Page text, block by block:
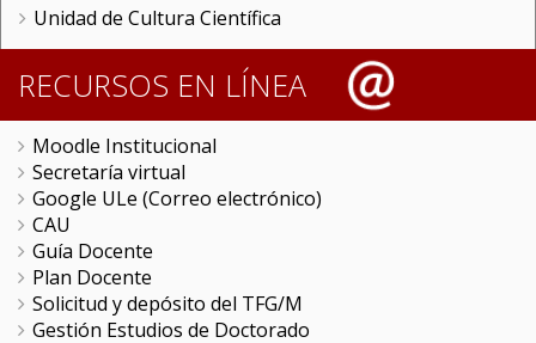
Unidad de Cultura Científica
RECURSOS EN LÍNEA
Moodle Institucional
Secretaría virtual
Google ULe (Correo electrónico)
CAU
Guía Docente
Plan Docente
Solicitud y depósito del TFG/M
Gestión Estudios de Doctorado